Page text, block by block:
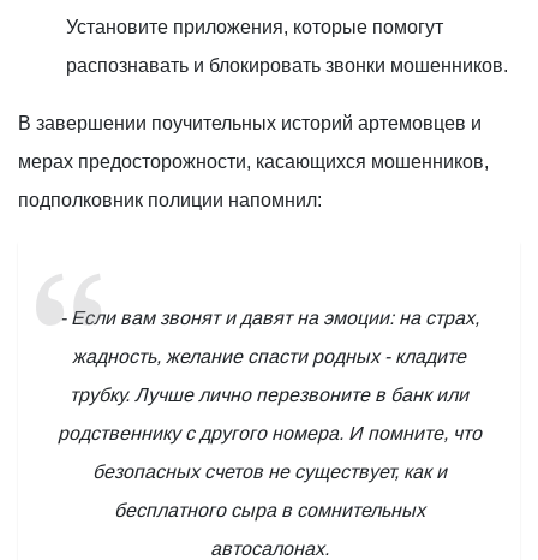
Установите приложения, которые помогут
распознавать и блокировать звонки мошенников.
В завершении поучительных историй артемовцев и
мерах предосторожности, касающихся мошенников,
подполковник полиции напомнил:
- Если вам звонят и давят на эмоции: на страх,
жадность, желание спасти родных - кладите
трубку. Лучше лично перезвоните в банк или
родственнику с другого номера. И помните, что
безопасных счетов не существует, как и
бесплатного сыра в сомнительных
автосалонах.